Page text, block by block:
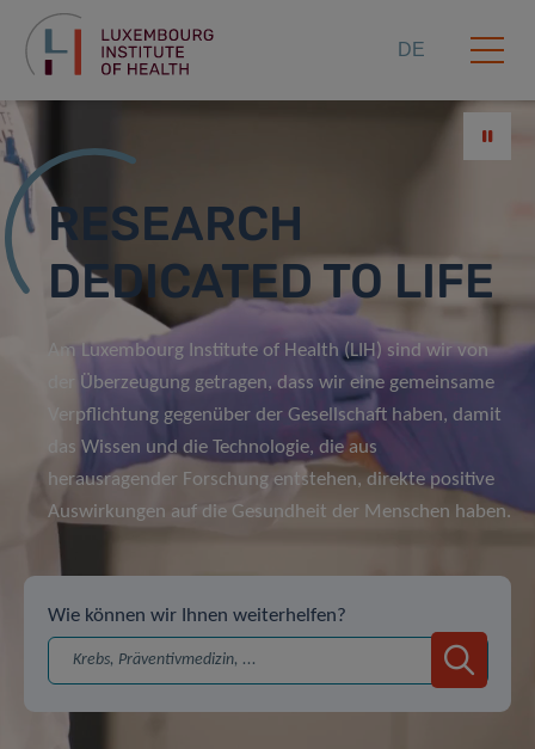
DE
RESEARCH
DEDICATED TO LIFE
Am Luxembourg Institute of Health (LIH) sind wir von
der Überzeugung getragen, dass wir eine gemeinsame
Verpflichtung gegenüber der Gesellschaft haben, damit
das Wissen und die Technologie, die aus
herausragender Forschung entstehen, direkte positive
Auswirkungen auf die Gesundheit der Menschen haben.
Wie können wir Ihnen weiterhelfen?
Suche